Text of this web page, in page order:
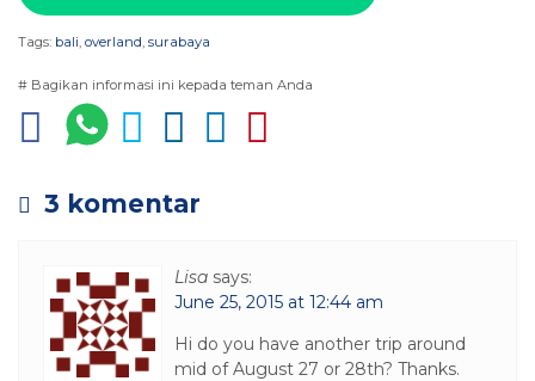
Tags: bali overland surabaya
# Bagikan informasi ini kepada teman Anda
3 komentar
Lisa says:
June 25, 2015 at 12:44 am
Hi do you have another trip around
mid of August 27 or 28th? Thanks.